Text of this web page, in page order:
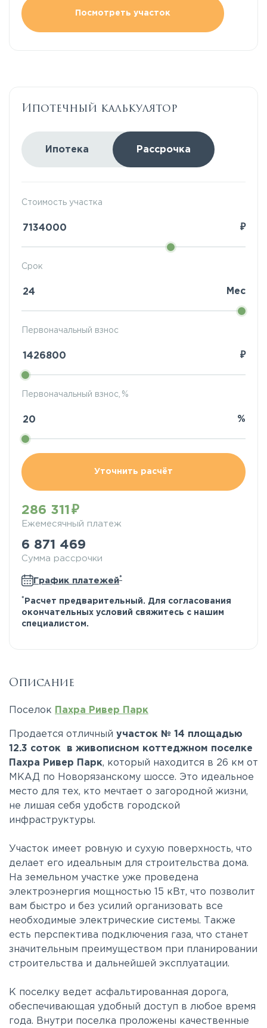
Посмотреть участок
Ипотечный калькулятор
Ипотека Рассрочка
Стоимость участка
₽
Первоначальный взнос
₽
Срок
Мес
Первоначальный взнос, %
%
Уточнить расчёт
286 311
Ежемесячный платеж
6 871 469
Сумма рассрочки
График платежей*
* Расчет предварительный. Для согласования
окончательных условий свяжитесь с нашим
специалистом.
Описание
Поселок Пахра Ривер Парк
Продается отличный участок № 14 площадью
12.3 соток в живописном коттеджном поселке
Пахра Ривер Парк, который находится в 26 км от
МКАД по Новорязанскому шоссе. Это идеальное
место для тех, кто мечтает о загородной жизни,
не лишая себя удобств городской
инфраструктуры.
Участок имеет ровную и сухую поверхность, что
делает его идеальным для строительства дома.
На земельном участке уже проведена
электроэнергия мощностью 15 кВт, что позволит
вам быстро и без усилий организовать все
необходимые электрические системы. Также
есть перспектива подключения газа, что станет
значительным преимуществом при планировании
строительства и дальнейшей эксплуатации.
К поселку ведет асфальтированная дорога,
обеспечивающая удобный доступ в любое время
года. Внутри поселка проложены качественные